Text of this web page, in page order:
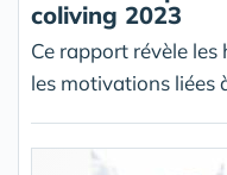
coliving 2023
Ce rapport révèle
les motivations liées